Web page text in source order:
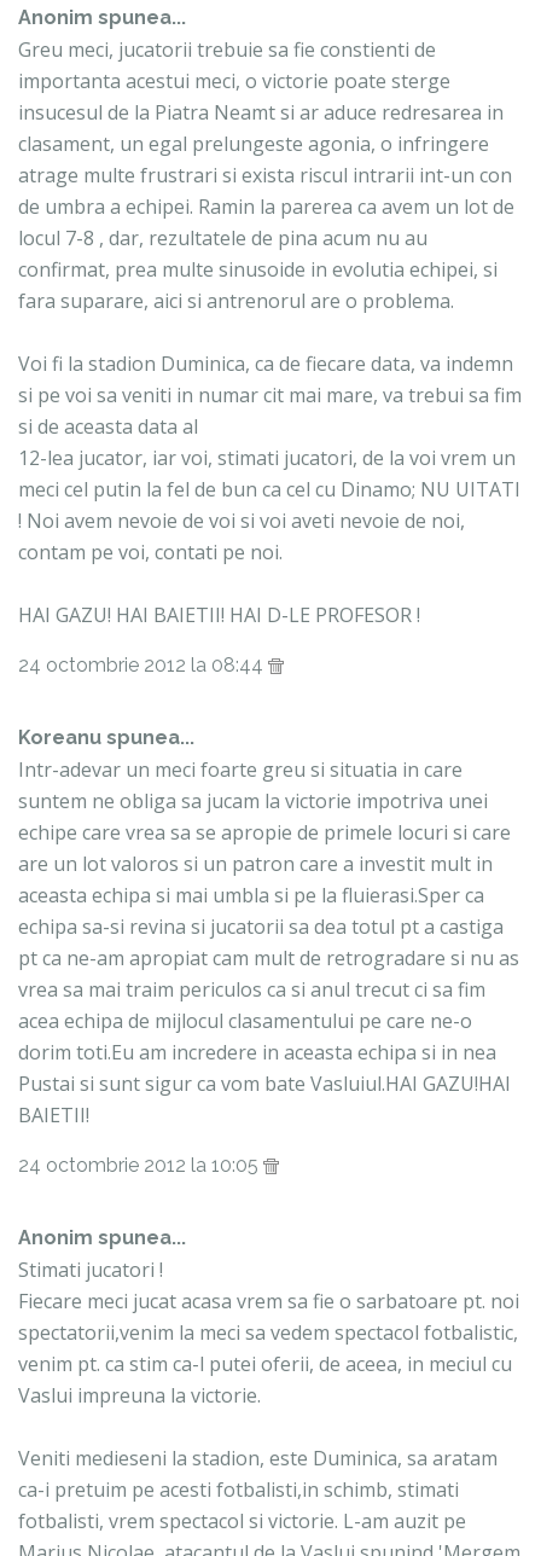
Anonim spunea...
Greu meci, jucatorii trebuie sa fie constienti de
importanta acestui meci, o victorie poate sterge
insucesul de la Piatra Neamt si ar aduce redresarea in
clasament, un egal prelungeste agonia, o infringere
atrage multe frustrari si exista riscul intrarii int-un con
de umbra a echipei. Ramin la parerea ca avem un lot de
locul 7-8 , dar, rezultatele de pina acum nu au
confirmat, prea multe sinusoide in evolutia echipei, si
fara suparare, aici si antrenorul are o problema.
Voi fi la stadion Duminica, ca de fiecare data, va indemn
si pe voi sa veniti in numar cit mai mare, va trebui sa fim
si de aceasta data al
12-lea jucator, iar voi, stimati jucatori, de la voi vrem un
meci cel putin la fel de bun ca cel cu Dinamo; NU UITATI
! Noi avem nevoie de voi si voi aveti nevoie de noi,
contam pe voi, contati pe noi.
HAI GAZU! HAI BAIETII! HAI D-LE PROFESOR !
24 octombrie 2012 la 08:44
Koreanu spunea...
Intr-adevar un meci foarte greu si situatia in care
suntem ne obliga sa jucam la victorie impotriva unei
echipe care vrea sa se apropie de primele locuri si care
are un lot valoros si un patron care a investit mult in
aceasta echipa si mai umbla si pe la fluierasi.Sper ca
echipa sa-si revina si jucatorii sa dea totul pt a castiga
pt ca ne-am apropiat cam mult de retrogradare si nu as
vrea sa mai traim periculos ca si anul trecut ci sa fim
acea echipa de mijlocul clasamentului pe care ne-o
dorim toti.Eu am incredere in aceasta echipa si in nea
Pustai si sunt sigur ca vom bate Vasluiul.HAI GAZU!HAI
BAIETII!
24 octombrie 2012 la 10:05
Anonim spunea...
Stimati jucatori !
Fiecare meci jucat acasa vrem sa fie o sarbatoare pt. noi
spectatorii,venim la meci sa vedem spectacol fotbalistic,
venim pt. ca stim ca-l putei oferii, de aceea, in meciul cu
Vaslui impreuna la victorie.
Veniti medieseni la stadion, este Duminica, sa aratam
ca-i pretuim pe acesti fotbalisti,in schimb, stimati
fotbalisti, vrem spectacol si victorie. L-am auzit pe